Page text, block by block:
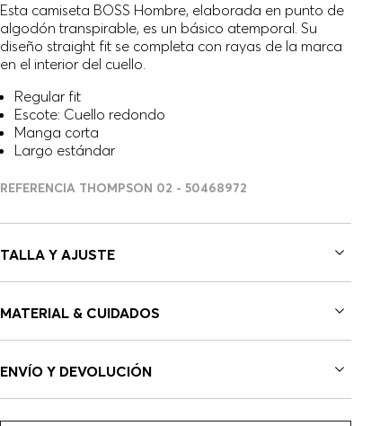
Esta camiseta BOSS Hombre, elaborada en punto de
algodón transpirable, es un básico atemporal. Su
diseño straight fit se completa con rayas de la marca
en el interior del cuello.
Regular fit
Escote: Cuello redondo
Manga corta
Largo estándar
REFERENCIA THOMPSON 02 - 50468972
TALLA Y AJUSTE
MATERIAL & CUIDADOS
ENVÍO Y DEVOLUCIÓN